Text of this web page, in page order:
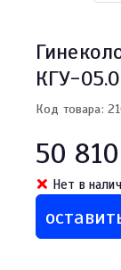
КГУ-
Код товара:
50
Нет в